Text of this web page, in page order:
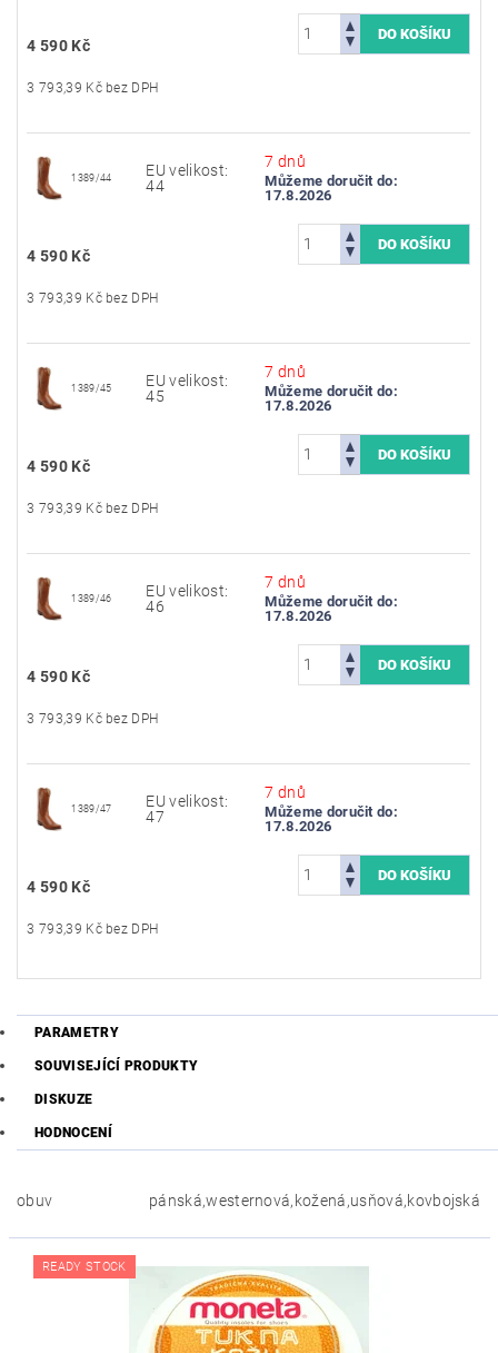
4 590 Kč
3 793,39 Kč bez DPH
1389/44
EU velikost:
44
7 dnů
Můžeme doručit do:
17.8.2026
4 590 Kč
3 793,39 Kč bez DPH
1389/45
EU velikost:
45
7 dnů
Můžeme doručit do:
17.8.2026
4 590 Kč
3 793,39 Kč bez DPH
1389/46
EU velikost:
46
7 dnů
Můžeme doručit do:
17.8.2026
4 590 Kč
3 793,39 Kč bez DPH
1389/47
EU velikost:
47
7 dnů
Můžeme doručit do:
17.8.2026
4 590 Kč
3 793,39 Kč bez DPH
PARAMETRY
SOUVISEJÍCÍ PRODUKTY
DISKUZE
HODNOCENÍ
obuv pánská,westernová,kožená,usňová,kovbojská
READY STOCK